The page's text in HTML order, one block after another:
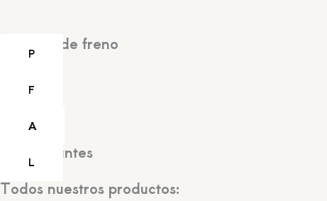
P
Pastillas de freno
F
A
L
Refrigerantes
Todos nuestros productos: